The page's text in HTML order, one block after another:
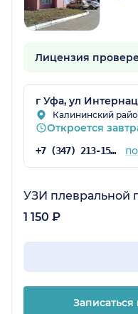
Лицензия
г Уфа, ул
Калининский
Откроется
+7 (347) 213-15-78
УЗИ плевральной
1 150 ₽